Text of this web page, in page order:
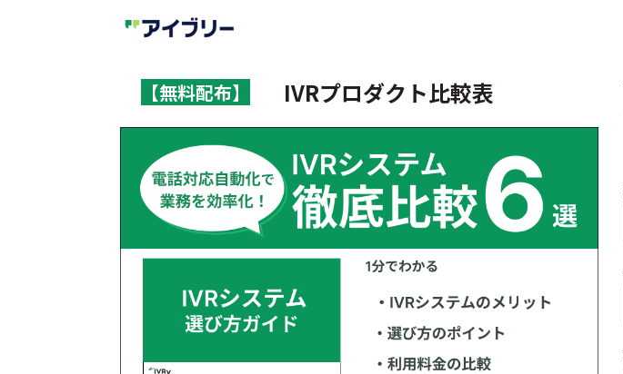
【無料配布】 IVRプロダクト比較表